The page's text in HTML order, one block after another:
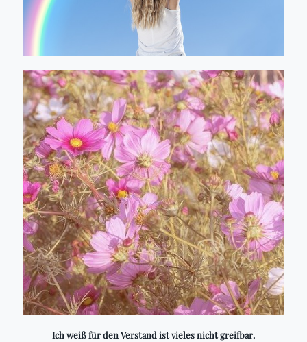
Ich weiß für den Verstand ist vieles nicht greifbar.